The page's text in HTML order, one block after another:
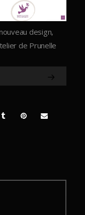
design,
de Prunelle